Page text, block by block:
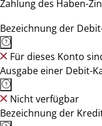
Zahlung des Haben-
Bezeichnung der
Für dieses Konto
Ausgabe einer Debit-
Nicht verfügbar
Bezeichnung der